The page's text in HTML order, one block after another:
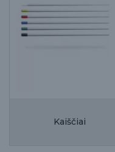
Kaiščiai